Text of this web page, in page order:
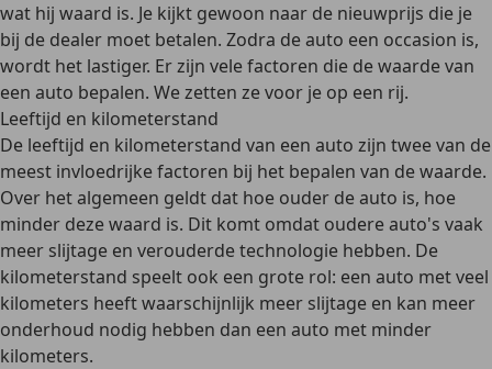
wat hij waard is. Je kijkt gewoon naar de nieuwprijs die je
bij de dealer moet betalen. Zodra de auto een occasion is,
wordt het lastiger. Er zijn vele factoren die de waarde van
een auto bepalen. We zetten ze voor je op een rij.
Leeftijd en kilometerstand
De leeftijd en kilometerstand van een auto zijn twee van de
meest invloedrijke factoren bij het bepalen van de waarde.
Over het algemeen geldt dat hoe ouder de auto is, hoe
minder deze waard is. Dit komt omdat oudere auto's vaak
meer slijtage en verouderde technologie hebben. De
kilometerstand speelt ook een grote rol: een auto met veel
kilometers heeft waarschijnlijk meer slijtage en kan meer
onderhoud nodig hebben dan een auto met minder
kilometers.